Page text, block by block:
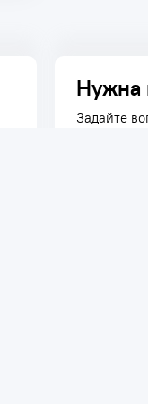
Нужна
Задайте